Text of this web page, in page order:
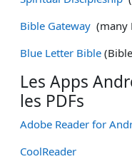
Bible Gateway (many
Blue Letter Bible
Les Apps
les PDFs
Adobe Reader for
CoolReader